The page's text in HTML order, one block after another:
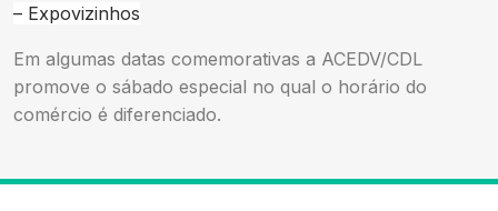
– Expovizinhos
Em algumas datas comemorativas a ACEDV/CDL
promove o sábado especial no qual o horário do
comércio é diferenciado.